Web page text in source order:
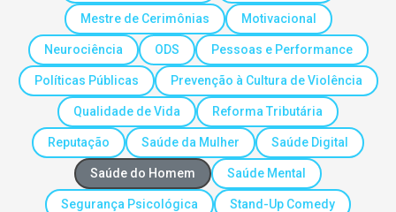
Mestre de Cerimônias Motivacional
Neurociência ODS Pessoas e Performance
Políticas Públicas Prevenção à Cultura de Violência
Qualidade de Vida Reforma Tributária
Reputação Saúde da Mulher Saúde Digital
Saúde do Homem Saúde Mental
Segurança Psicológica Stand-Up Comedy